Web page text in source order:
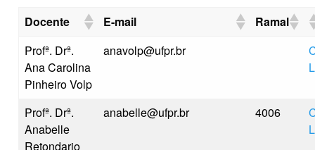
Docente E-mail
Ramal
Profª. Drª.
Ana Carolina
Pinheiro Volp
anavolp@ufpr.br
Profª. Drª.
Anabelle
Retondario
anabelle@ufpr.br 4006